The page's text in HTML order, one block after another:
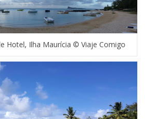
Hotel, Ilha Maurícia © Viaje Comigo